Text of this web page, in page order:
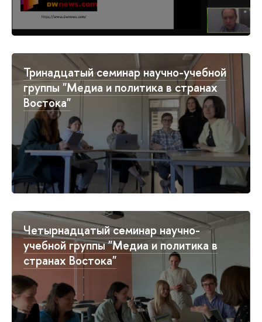
Тринадцатый семинар научно-учебной
группы "Медиа и политика в странах
Востока"
Четырнадцатый семинар научно-
учебной группы "Медиа и политика в
странах Востока"